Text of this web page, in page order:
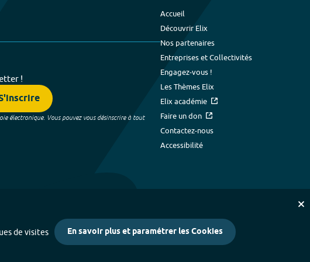
!
électronique. Vous pouvez vous désinscrire à tout
Accueil
Découvrir Elix
Nos partenaires
Entreprises et Collectivités
Engagez-vous !
Les Thèmes Elix
Elix académie
Faire un don
Contactez-nous
Accessibilité
de visites En savoir plus et paramétrer les Cookies